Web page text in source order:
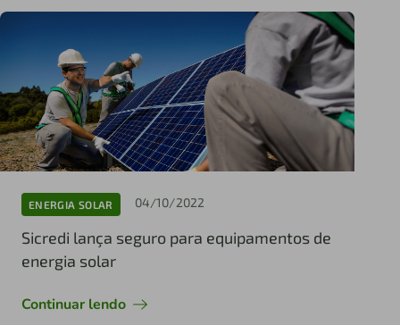
ENERGIA SOLAR 04/10/2022
Sicredi lança seguro para equipamentos de
energia solar
Continuar lendo